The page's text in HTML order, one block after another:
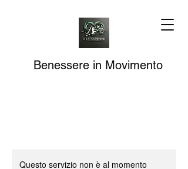
Benessere in Movimento
Questo servizio non è al momento